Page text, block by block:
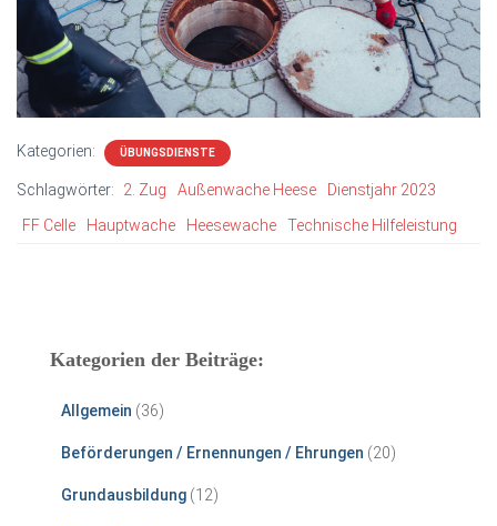
Kategorien: ÜBUNGSDIENSTE
Schlagwörter: 2. Zug Außenwache Heese
Dienstjahr 2023
FF Celle
Hauptwache Heesewache Technische Hilfeleistung
Kategorien der Beiträge:
Allgemein (36)
Beförderungen / Ernennungen / Ehrungen (20)
Grundausbildung (12)